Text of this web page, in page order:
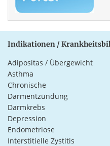
Indikationen /
Adipositas / Übergewicht
Asthma
Chronische
Darmentzündung
Darmkrebs
Depression
Endometriose
Interstitielle Zystitis